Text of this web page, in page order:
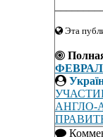
Эта
АНГЛО-